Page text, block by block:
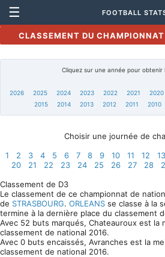
☰ FOOTBALL
CLASSEMENT DU
Cliquez sur une année pour obtenir
2026 2025 2024 2023 2022 2021 2020
2015
2014 2013 2012 2011 2010
Choisir une journée de
1
2 3 4 5 6 7 8 9 10 11 12 13
20
21 22 23 24 25 26 27 28
Classement de D3
Le classement de ce championnat de
de STRASBOURG. ORLEANS se classe à la
termine à la dernière place du classement
Avec 52 buts marqués, Chateauroux est la
classement de national 2016.
Avec 0 buts encaissés, Avranches est la
classement de national 2016.